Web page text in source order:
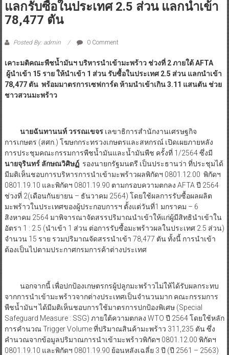
แลกรับซื้อในประเทศ 2.5 ส่วน แลกนำเข้า
78,477 ตัน
Posted By: admin 0 Comment
เคาะมติคณะพืชน้ำมันฯ บริหารนำเข้ามะพร้าว ช่วงที่ 2 ภายใต้ AFTA
ผู้นำเข้า 15 ราย ให้นำเข้า 1 ส่วน รับซื้อในประเทศ 2.5 ส่วน แลกนำเข้า
78,477 ตัน พร้อมมาตรการเซฟการ์ด ห้ามนำเข้าเกิน 3.11 แสนตัน ช่วย
ชาวสวนมะพร้าว
นายฉันทานนท์ วรรณเขจรเลขาธิการสำนักงานเศรษฐกิจ
การเกษตร (สศก.) โฆษกกระทรวงเกษตรและสหกรณ์ เปิดเผยภายหลัง
การประชุมคณะกรรมการพืชน้ำมันและน้ำมันพืช ครั้งที่ 1/2564 ซึ่งมี
นายจุรินทร์ ลักษณวิศิษฏ์รองนายกรัฐมนตรี เป็นประธานว่า ที่ประชุมได้
มีมติเห็นชอบการบริหารการนำเข้ามะพร้าวผลพิกัดฯ 0801.12.00 พิกัดฯ
0801.19.10 และพิกัดฯ 0801.19.90 ตามกรอบความตกลง AFTA ปี 2564
ช่วงที่ 2(เดือนกันยายน – ธันวาคม 2564) โดยใช้ผลการรับซื้อผลผลิต
มะพร้าวในประเทศของผู้ประกอบการฯ ตั้งแต่วันที่1 มกราคม – 6
สิงหาคม 2564 มาพิจารณาจัดสรรปริมาณนำเข้าให้แก่ผู้มีสิทธินำเข้าใน
อัตรา 1 : 2.5 (นำเข้า 1 ส่วน ต่อการรับซื้อมะพร้าวผลในประเทศ 2.5 ส่วน)
จำนวน 15 ราย รวมปริมาณจัดสรรนำเข้า 78,477 ตัน ทั้งนี้ การนำเข้า
ต้องเป็นไปตามประกาศกรมการค้าต่างประเทศ
นอกจากนี้ เพื่อปกป้องเกษตรกรผู้ปลูกมะพร้าวไม่ให้ได้รับผลกระทบ
จากการนำเข้ามะพร้าวจากต่างประเทศเป็นจำนวนมาก คณะกรรมการ
พืชน้ำมันฯ ได้มีมติเห็นชอบการใช้มาตรการปกป้องพิเศษ (Special
Safeguard Measure : SSG) ภายใต้ความตกลง WTO ปี 2564 โดยใช้หลัก
การคำนวณ Trigger Volume ที่ปริมาณสินค้ามะพร้าว 311,235 ตัน ซึ่ง
คำนวณจากข้อมูลปริมาณการนำเข้ามะพร้าวพิกัดฯ 0801.12.00 พิกัดฯ
0801.19.10 และพิกัดฯ 0801.19.90 ย้อนหลังเฉลี่ย 3 ปี (ปี 2561 – 2563)